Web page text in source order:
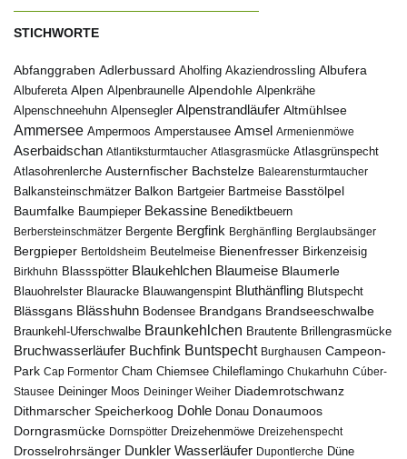
STICHWORTE
Abfanggraben Adlerbussard Aholfing Akaziendrossling Albufera
Albufereta Alpen Alpenbraunelle Alpendohle Alpenkrähe
Alpenschneehuhn Alpensegler Alpenstrandläufer Altmühlsee
Ammersee Ampermoos Amperstausee Amsel Armenienmöwe
Aserbaidschan Atlantiksturmtaucher Atlasgrasmücke Atlasgrünspecht
Atlasohrenlerche Austernfischer Bachstelze Balearensturmtaucher
Balkansteinschmätzer Balkon Bartgeier Bartmeise Basstölpel
Baumfalke Baumpieper Bekassine Benediktbeuern
Berbersteinschmätzer Bergente Bergfink Berghänfling Berglaubsänger
Bergpieper Bertoldsheim Beutelmeise Bienenfresser Birkenzeisig
Birkhuhn Blassspötter Blaukehlchen Blaumeise Blaumerle
Blauohrelster Blauracke Blauwangenspint Bluthänfling Blutspecht
Blässgans Blässhuhn Bodensee Brandgans Brandseeschwalbe
Braunkehl-Uferschwalbe Braunkehlchen Brautente Brillengrasmücke
Bruchwasserläufer Buchfink Buntspecht Burghausen Campeon-
Park Cap Formentor Cham Chiemsee Chileflamingo Chukarhuhn Cúber-
Stausee Deininger Moos Deininger Weiher Diademrotschwanz
Dithmarscher Speicherkoog Dohle Donau Donaumoos
Dorngrasmücke Dornspötter Dreizehenmöwe Dreizehenspecht
Drosselrohrsänger Dunkler Wasserläufer Dupontlerche Düne